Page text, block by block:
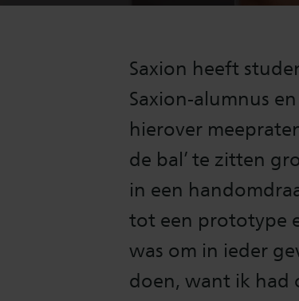
Saxion heeft
Saxion-alumnus
hierover
de bal’ te zitten
in een
tot een prototype
was om in ieder
doen, want ik had